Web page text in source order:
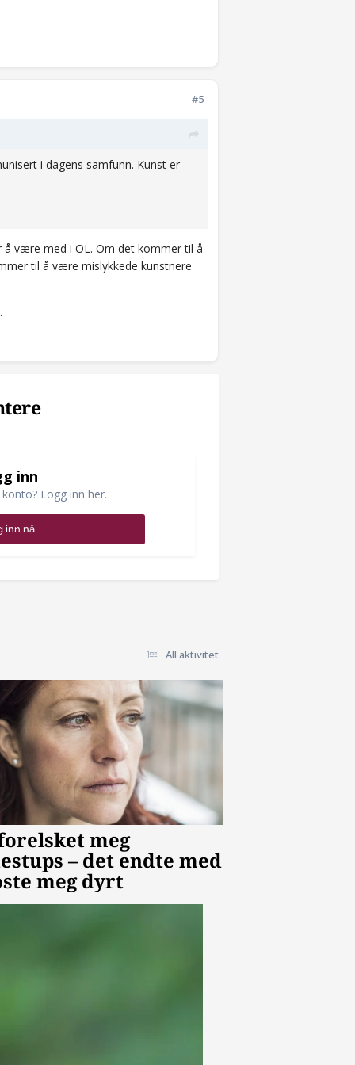
#5
i dagens samfunn. Kunst er
være med i OL. Om det kommer til å
til å være mislykkede kunstnere
inn
Logg inn her.
inn nå
All aktivitet